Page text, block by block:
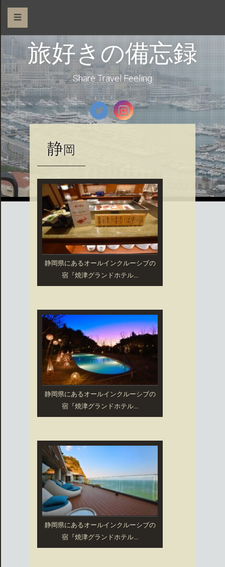
☰
旅好きの備忘録
Share Travel Feeling
静岡
静岡県にあるオールインクルーシブの
宿『焼津グランドホテル...
静岡県にあるオールインクルーシブの
宿『焼津グランドホテル...
静岡県にあるオールインクルーシブの
宿『焼津グランドホテル...